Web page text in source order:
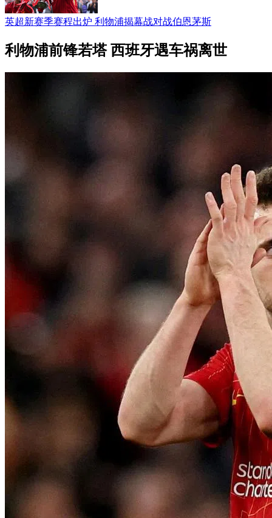
英超新赛季赛程出炉 利物浦揭幕战对战伯恩茅斯
利物浦前锋若塔 西班牙遇车祸离世